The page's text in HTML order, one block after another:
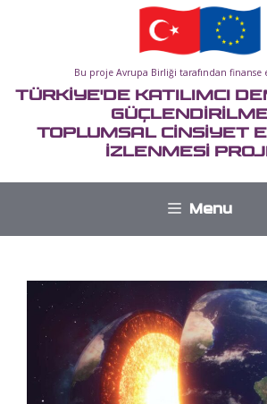
Bu proje Avrupa Birliği tarafından
TÜRKİYE'DE KATILIMCI
TOPLUMSAL CİNSİYET
İZLENMESİ
Menu